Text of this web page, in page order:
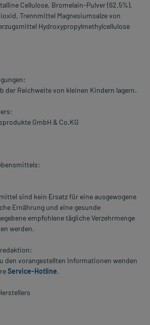
Cellulose, Bromelain-Pulver (62,5%),
Trennmittel Magnesiumsalze von
Hydroxypropylmethylcellulose
der Reichweite von kleinen Kindern lagern.
GmbH & Co.KG
sind kein Ersatz für eine ausgewogene
Ernährung und eine gesunde
empfohlene tägliche Verzehrmenge
werden.
den vorangestellten Informationen wenden
Service-Hotline.